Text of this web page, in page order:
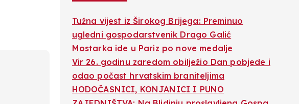
Tužna vijest iz Širokog Brijega: Preminuo
ugledni gospodarstvenik Drago Galić
Mostarka ide u Pariz po nove medalje
Vir 26. godinu zaredom obilježio Dan pobjede i
odao počast hrvatskim braniteljima
HODOČASNICI, KONJANICI I PUNO